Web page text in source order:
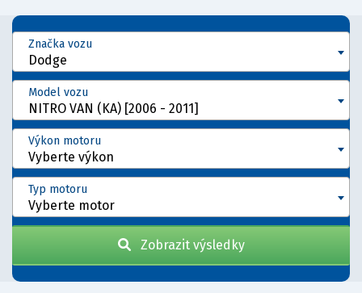
Dodge
Značka vozu
NITRO VAN (KA) [2006 - 2011]
Model vozu
Vyberte výkon
Výkon motoru
Vyberte motor
Typ motoru
Zobrazit výsledky